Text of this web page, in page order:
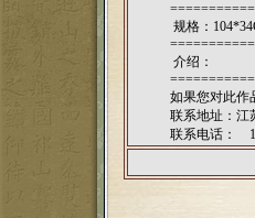
规格：
介绍：
如果您对此作
联系地址：江
联系电话：